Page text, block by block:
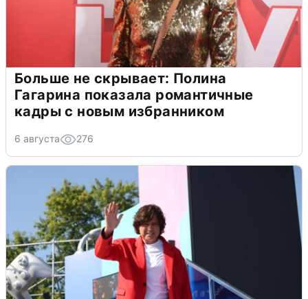
Больше не скрывает: Полина
Гагарина показала романтичные
кадры с новым избранником
6 августа 276